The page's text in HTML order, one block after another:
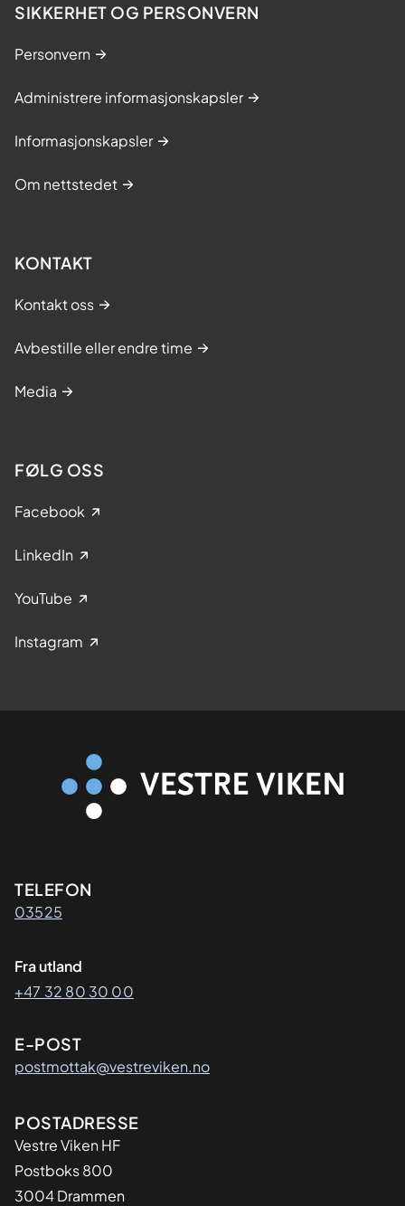
SIKKERHET OG PERSONVERN
Personvern
Administrere informasjonskapsler
Informasjonskapsler
Om nettstedet
KONTAKT
Kontakt oss
Avbestille eller endre time
Media
FØLG OSS
Facebook
LinkedIn
YouTube
Instagram
Kontaktinformasjon
TELEFON
03525
Fra utland
+47 32 80 30 00
E-POST
postmottak@vestreviken.no
Adresse
POSTADRESSE
Vestre Viken HF
Postboks 800
3004 Drammen